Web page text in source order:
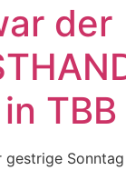
der
TBB
gestrige Sonntag